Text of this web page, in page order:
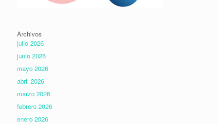
Archivos
julio 2026
junio 2026
mayo 2026
abril 2026
marzo 2026
febrero 2026
enero 2026